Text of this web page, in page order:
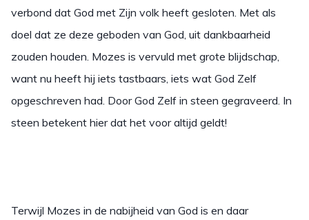
verbond dat God met Zijn volk heeft gesloten. Met als
doel dat ze deze geboden van God, uit dankbaarheid
zouden houden. Mozes is vervuld met grote blijdschap,
want nu heeft hij iets tastbaars, iets wat God Zelf
opgeschreven had. Door God Zelf in steen gegraveerd. In
steen betekent hier dat het voor altijd geldt!
Terwijl Mozes in de nabijheid van God is en daar